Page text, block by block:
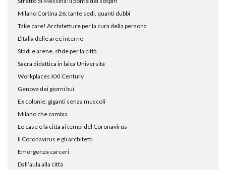
Milano Cortina 26: tante sedi, quanti dubbi
Take care! Architetture per la cura della persona
L’Italia delle aree interne
Stadi e arene, sfide per la città
Sacra didattica in laica Università
Workplaces XXI Century
Genova dei giorni bui
Ex colonie: giganti senza muscoli
Milano che cambia
Le case e la città ai tempi del Coronavirus
Il Coronavirus e gli architetti
Emergenza carceri
Dall’aula alla città